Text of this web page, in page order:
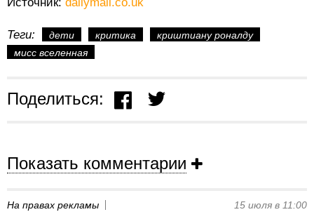
Источник: dailymail.co.uk
Теги: дети критика
криштиану роналду
мисс вселенная
Поделиться:
Показать комментарии
На правах рекламы 15 июля в 11:00